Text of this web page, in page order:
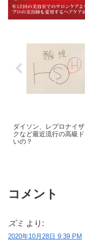
ダイソン、レプロナイ
クなど最近流行の高級
いの？
コメント
ズミ より:
2020年10月28日 9:39 PM